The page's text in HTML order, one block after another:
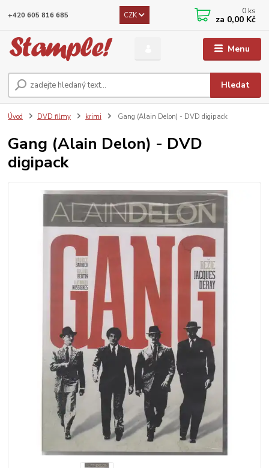
Menu
CZK
Hledat
+420 605 816 685 0 ks
za 0,00 Kč
Úvod DVD filmy krimi Gang (Alain Delon) - DVD digipack
Gang (Alain Delon) - DVD
digipack